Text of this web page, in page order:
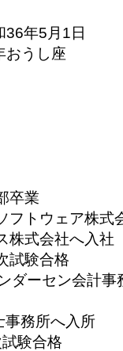
36年5月1日
し座
卒業
トウェア株式
株式会社へ入社
試験合格
会計事務所(
務所へ入所
験合格